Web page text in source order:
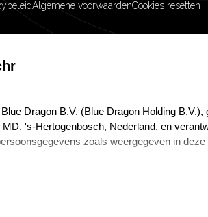
Algemene voorwaardenCookies resetten
Dragon B.V. (Blue Dragon Holding B.V.),
's-Hertogenbosch, Nederland, en
zoals weergegeven in deze
Gegevensbescherming van Blue